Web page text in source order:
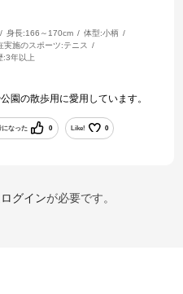
身長:166～170cm 体型:小柄
実施のスポーツ:テニス
:3年以上
園の散歩用に愛用しています。
になった 0 Like! 0
ログインが必要です。